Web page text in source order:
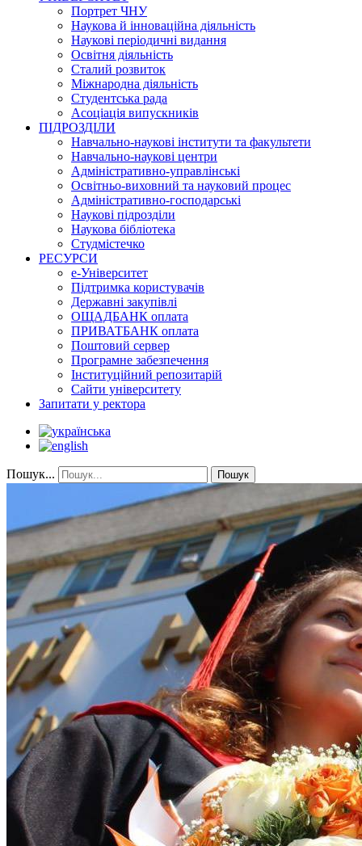
Портрет ЧНУ
Наукова й інноваційна діяльність
Наукові періодичні видання
Освітня діяльність
Сталий розвиток
Міжнародна діяльність
Студентська рада
Асоціація випускників
ПІДРОЗДІЛИ
Навчально-наукові інститути та факультети
Навчально-наукові центри
Адміністративно-управлінські
Освітньо-виховний та науковий процес
Адміністративно-господарські
Наукові підрозділи
Наукова бібліотека
Студмістечко
РЕСУРСИ
е-Університет
Підтримка користувачів
Державні закупівлі
ОЩАДБАНК оплата
ПРИВАТБАНК оплата
Поштовий сервер
Програмне забезпечення
Інституційний репозитарій
Сайти університету
Запитати у ректора
Пошук... Пошук